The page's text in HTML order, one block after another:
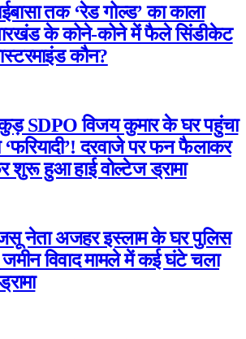
तक ‘रेड गोल्ड’ का काला
के कोने-कोने में फैले सिंडीकेट
कौन?
SDPO विजय कुमार के घर पहुंचा
दरवाजे पर फन फैलाकर
शुरू हुआ हाई वोल्टेज ड्रामा
नेता अजहर इस्लाम के घर पुलिस
जमीन विवाद मामले में कई घंटे चला